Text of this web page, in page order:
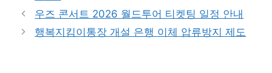
테
리
우즈 콘서트 2026 월드투어 티켓팅 일정 안내
행복지킴이통장 개설 은행 이체 압류방지 제도